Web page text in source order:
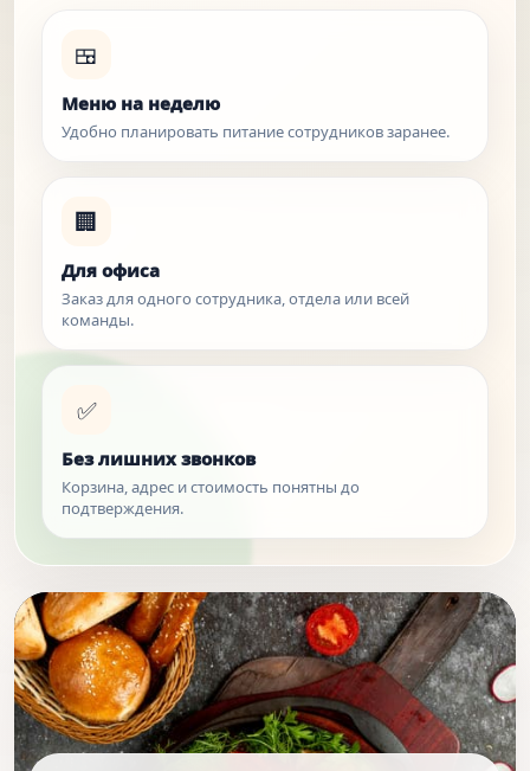
🍱
Меню на неделю
Удобно планировать питание сотрудников заранее.
🏢
Для офиса
Заказ для одного сотрудника, отдела или всей
команды.
✅
Без лишних звонков
Корзина, адрес и стоимость понятны до
подтверждения.